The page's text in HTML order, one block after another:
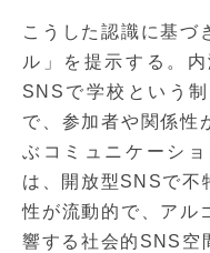
こうした認識に基づ
ル」を提示する。
SNSで学校という
で、参加者や関係性
ぶコミュニケーシ
は、開放型SNSで不
性が流動的で、アル
響する社会的SNS空